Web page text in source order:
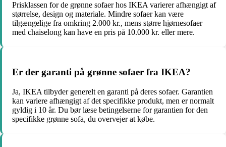
Prisklassen for de grønne sofaer hos IKEA varierer afhængigt af
størrelse, design og materiale. Mindre sofaer kan være
tilgængelige fra omkring 2.000 kr., mens større hjørnesofaer
med chaiselong kan have en pris på 10.000 kr. eller mere.
Er der garanti på grønne sofaer fra IKEA?
Ja, IKEA tilbyder generelt en garanti på deres sofaer. Garantien
kan variere afhængigt af det specifikke produkt, men er normalt
gyldig i 10 år. Du bør læse betingelserne for garantien for den
specifikke grønne sofa, du overvejer at købe.